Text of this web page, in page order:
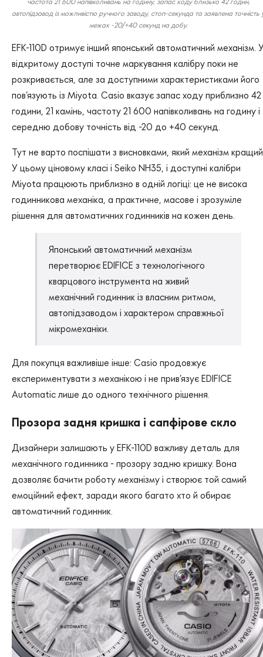
автопідзавод із можливістю ручного заводу, стоп-секунда та заявлена точність
межах -20/+40 секунд на добу.
EFK-110D отримує інший японський автоматичний механізм.
відкритому доступі точне маркування калібру поки не
розкривається, але за доступними характеристиками його
пов’язують із Miyota. Casio вказує запас ходу приблизно 42
години, 21 камінь, частоту 21 600 напівколивань на годину і
середню добову точність від -20 до +40 секунд.
Тут не варто поспішати з висновками, який механізм
У цьому ціновому класі і Seiko NH35, і доступні калібри
Miyota працюють приблизно в одній логіці: це не висока
годинникова механіка, а практичне, масове і зрозуміле
рішення для автоматичних годинників на кожен день.
Японський автоматичний механізм
перетворює EDIFICE з технологічного
кварцового інструмента на живий
механічний годинник із власним ритмом,
автопідзаводом і характером справжньої
мікромеханіки.
Для покупця важливіше інше: Casio продовжує
експериментувати з механікою і не прив’язує EDIFICE
Automatic лише до одного технічного рішення.
Прозора задня кришка і сапфірове скло
Дизайнери залишають у EFK-110D важливу деталь для
механічного годинника - прозору задню кришку. Вона
дозволяє бачити роботу механізму і створює той самий
емоційний ефект, заради якого багато хто й обирає
автоматичний годинник.